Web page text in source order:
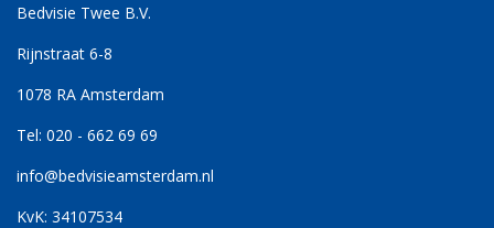
Bedvisie Twee B.V.
Rijnstraat 6-8
1078 RA Amsterdam
Tel: 020 - 662 69 69
info@bedvisieamsterdam.nl
KvK: 34107534